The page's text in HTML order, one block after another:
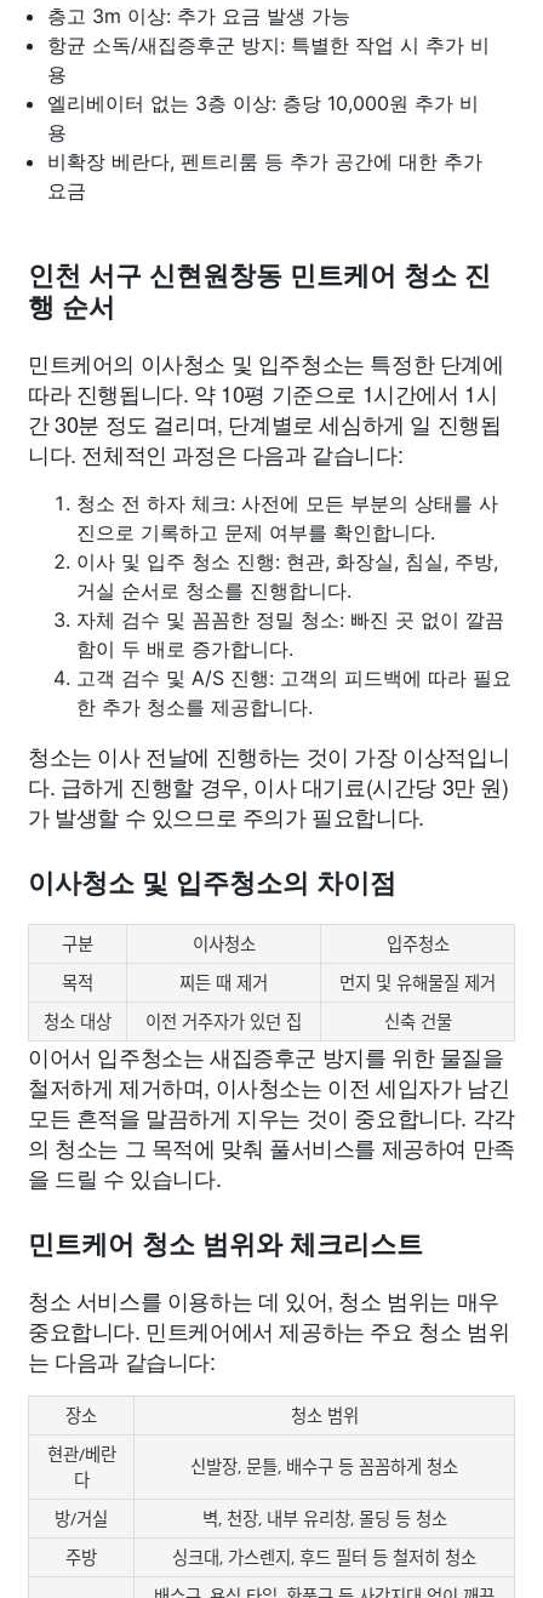
층고 3m 이상: 추가 요금 발생 가능
항균 소독/새집증후군 방지: 특별한 작업 시 추가 비
용
엘리베이터 없는 3층 이상: 층당 10,000원 추가 비
용
비확장 베란다, 펜트리룸 등 추가 공간에 대한 추가
요금
인천 서구 신현원창동 민트케어 청소 진
행 순서
민트케어의 이사청소 및 입주청소는 특정한 단계에
따라 진행됩니다. 약 10평 기준으로 1시간에서 1시
간 30분 정도 걸리며, 단계별로 세심하게 일 진행됩
니다. 전체적인 과정은 다음과 같습니다:
청소 전 하자 체크: 사전에 모든 부분의 상태를 사
진으로 기록하고 문제 여부를 확인합니다.
이사 및 입주 청소 진행: 현관, 화장실, 침실, 주방,
거실 순서로 청소를 진행합니다.
자체 검수 및 꼼꼼한 정밀 청소: 빠진 곳 없이 깔끔
함이 두 배로 증가합니다.
고객 검수 및 A/S 진행: 고객의 피드백에 따라 필요
한 추가 청소를 제공합니다.
청소는 이사 전날에 진행하는 것이 가장 이상적입니
다. 급하게 진행할 경우, 이사 대기료(시간당 3만 원)
가 발생할 수 있으므로 주의가 필요합니다.
이사청소 및 입주청소의 차이점
구분 이사청소
입주청소
목적
찌든 때 제거
먼지 및 유해물질 제거
청소 대상
이전 거주자가 있던 집 신축 건물
이어서 입주청소는 새집증후군 방지를 위한 물질을
철저하게 제거하며, 이사청소는 이전 세입자가 남긴
모든 흔적을 말끔하게 지우는 것이 중요합니다. 각각
의 청소는 그 목적에 맞춰 풀서비스를 제공하여 만족
을 드릴 수 있습니다.
민트케어 청소 범위와 체크리스트
청소 서비스를 이용하는 데 있어, 청소 범위는 매우
중요합니다. 민트케어에서 제공하는 주요 청소 범위
는 다음과 같습니다:
장소
청소 범위
현관/베란
다
신발장, 문틀, 배수구 등 꼼꼼하게 청소
방/거실
벽, 천장, 내부 유리창, 몰딩 등 청소
주방
싱크대, 가스렌지, 후드 필터 등 철저히 청소